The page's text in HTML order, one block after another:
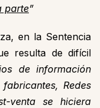
parte”
en la Sentencia
resulta de difícil
de información
Redes
venta se hiciera